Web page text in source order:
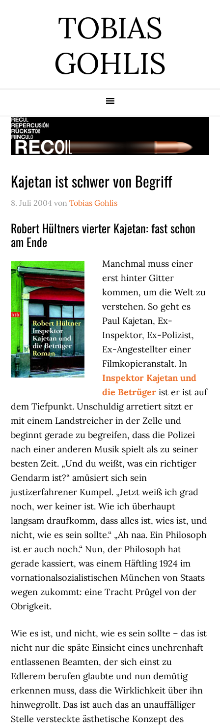
TOBIAS
GOHLIS
Kajetan ist schwer von Begriff
8. Juli 2004 vonTobias Gohlis
Robert Hültners vierter Kajetan: fast schon
am Ende
Manchmal muss einer
erst hinter Gitter
kommen, um die Welt zu
verstehen. So geht es
Paul Kajetan, Ex-
Inspektor, Ex-Polizist,
Ex-Angestellter einer
Filmkopieranstalt. In
Inspektor Kajetan und
die Betrüger ist er ist auf
dem Tiefpunkt. Unschuldig arretiert sitzt er
mit einem Landstreicher in der Zelle und
beginnt gerade zu begreifen, dass die Polizei
nach einer anderen Musik spielt als zu seiner
besten Zeit. „Und du weißt, was ein richtiger
Gendarm ist?“ amüsiert sich sein
justizerfahrener Kumpel. „Jetzt weiß ich grad
noch, wer keiner ist. Wie ich überhaupt
langsam draufkomm, dass alles ist, wies ist, und
nicht, wie es sein sollte.“ „Ah naa. Ein Philosoph
ist er auch noch.“ Nun, der Philosoph hat
gerade kassiert, was einem Häftling 1924 im
vornationalsozialistischen München von Staats
wegen zukommt: eine Tracht Prügel von der
Obrigkeit.
Wie es ist, und nicht, wie es sein sollte – das ist
nicht nur die späte Einsicht eines unehrenhaft
entlassenen Beamten, der sich einst zu
Edlerem berufen glaubte und nun demütig
erkennen muss, dass die Wirklichkeit über ihn
hinwegrollt. Das ist auch das an unauffälliger
Stelle versteckte ästhetische Konzept des